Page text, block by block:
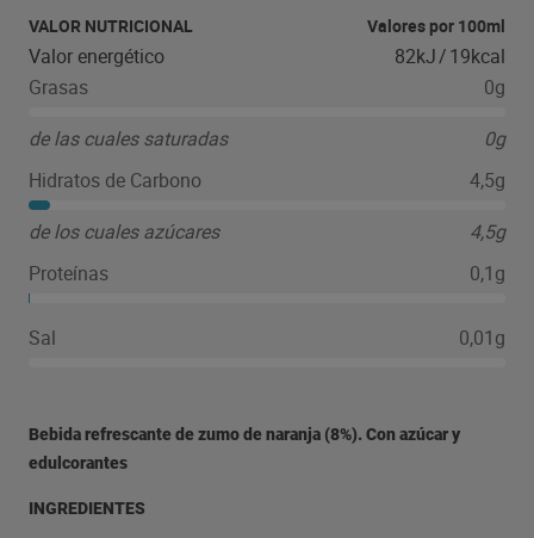
VALOR NUTRICIONAL Valores por 100ml
Valor energético 82kJ/19kcal
Grasas
0g
de las cuales saturadas
0g
Hidratos de Carbono
4,5g
de los cuales azúcares
4,5g
Proteínas
0,1g
Sal 0,01g
Bebida refrescante de zumo de naranja (8%). Con azúcar y
edulcorantes
INGREDIENTES